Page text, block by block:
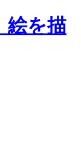
絵を描